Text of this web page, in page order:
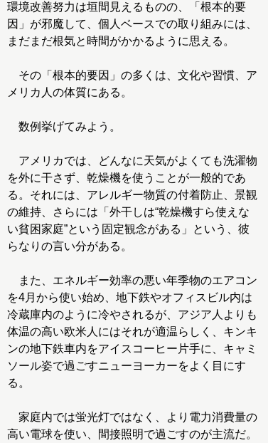
環境改善努力は垣間見えるものの、「根本的要
因」が邪魔して、個人ベースでの取り組みには、
まだまだ根気と時間がかかるように思える。
その「根本的要因」の多くは、文化や習慣、ア
メリカ人の体質にある。
数例挙げてみよう。
アメリカでは、どんなに天気がよくても洗濯物
を外に干さず、乾燥機を使うことが一般的であ
る。それには、アレルギー物質の付着防止、景観
の維持、さらには「外干しは“乾燥機すら使えな
い貧困家庭”という固定観念がある」という、彼
らなりの言い分がある。
また、エネルギー効率の悪い年季物のエアコン
を4月から使い始め、地下鉄やオフィスビル内は
冷蔵庫内のように冷やされるが、アジア人よりも
体温の高い欧米人にはそれが適温らしく、キンキ
ンの地下鉄車内をアイスコーヒー片手に、キャミ
ソール姿で過ごすニューヨーカーをよく目にす
る。
家庭内では蛍光灯ではなく、より電力消費量の
高い電球を使い、間接照明で過ごすのが主流だ。